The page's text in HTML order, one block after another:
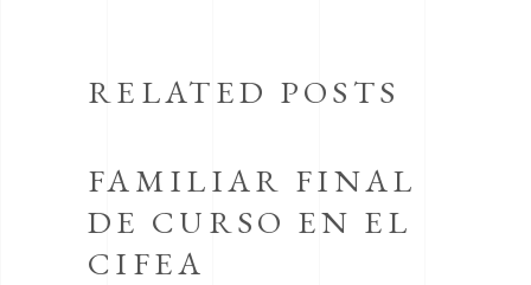
RELATED POSTS
FAMILIAR FINAL
DE CURSO EN EL
CIFEA